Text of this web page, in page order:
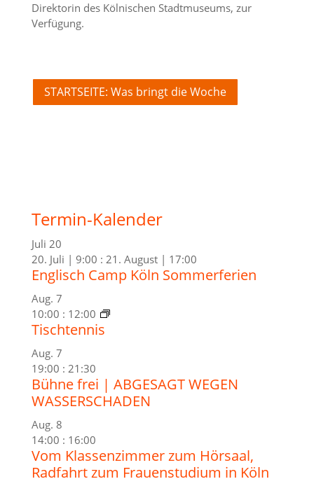
Direktorin des Kölnischen Stadtmuseums, zur
Verfügung.
STARTSEITE: Was bringt die Woche
Termin-Kalender
Juli 20
20. Juli | 9:00 : 21. August | 17:00
Englisch Camp Köln Sommerferien
Aug. 7
10:00 : 12:00
Tischtennis
Aug. 7
19:00 : 21:30
Bühne frei | ABGESAGT WEGEN
WASSERSCHADEN
Aug. 8
14:00 : 16:00
Vom Klassenzimmer zum Hörsaal,
Radfahrt zum Frauenstudium in Köln